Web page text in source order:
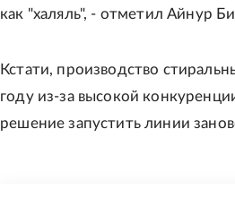
как "халяль", - отметил Айнур
Кстати, производство
году из-за высокой
решение запустить линии